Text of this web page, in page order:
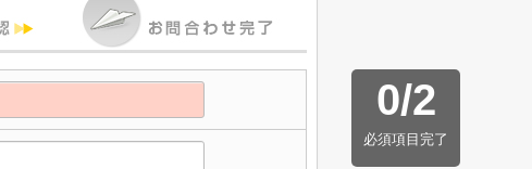
0/2
必須項目完了